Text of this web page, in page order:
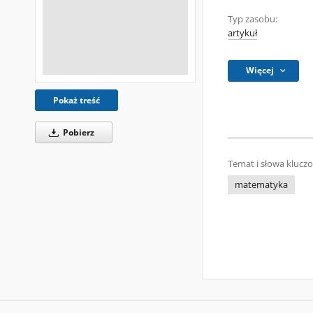
Pokaż treść
Pobierz
Typ zasobu:
artykuł
Więcej
Temat i słowa
matematyka